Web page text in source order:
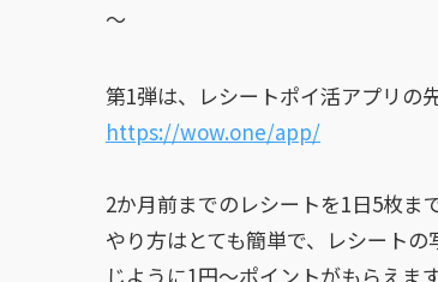
～
第1弾は、レシートポイ活アプリの
https://wow.one/app/
2か月前までのレシートを1日5枚ま
やり方はとても簡単で、レシート
じように1円～ポイントがもらえま